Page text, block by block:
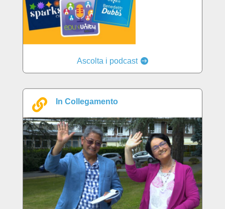
Ascolta i podcast
 In Collegamento